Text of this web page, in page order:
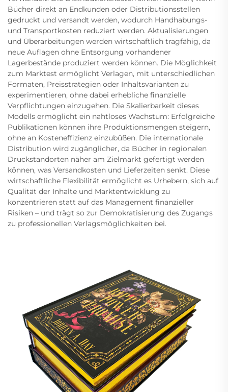
Bücher direkt an Endkunden oder Distributionsstellen
gedruckt und versandt werden, wodurch Handhabungs-
und Transportkosten reduziert werden. Aktualisierungen
und Überarbeitungen werden wirtschaftlich tragfähig, da
neue Auflagen ohne Entsorgung vorhandener
Lagerbestände produziert werden können. Die Möglichkeit
zum Marktest ermöglicht Verlagen, mit unterschiedlichen
Formaten, Preisstrategien oder Inhaltsvarianten zu
experimentieren, ohne dabei erhebliche finanzielle
Verpflichtungen einzugehen. Die Skalierbarkeit dieses
Modells ermöglicht ein nahtloses Wachstum: Erfolgreiche
Publikationen können ihre Produktionsmengen steigern,
ohne an Kosteneffizienz einzubüßen. Die internationale
Distribution wird zugänglicher, da Bücher in regionalen
Druckstandorten näher am Zielmarkt gefertigt werden
können, was Versandkosten und Lieferzeiten senkt. Diese
wirtschaftliche Flexibilität ermöglicht es Urhebern, sich auf
Qualität der Inhalte und Marktentwicklung zu
konzentrieren statt auf das Management finanzieller
Risiken – und trägt so zur Demokratisierung des Zugangs
zu professionellen Verlagsmöglichkeiten bei.